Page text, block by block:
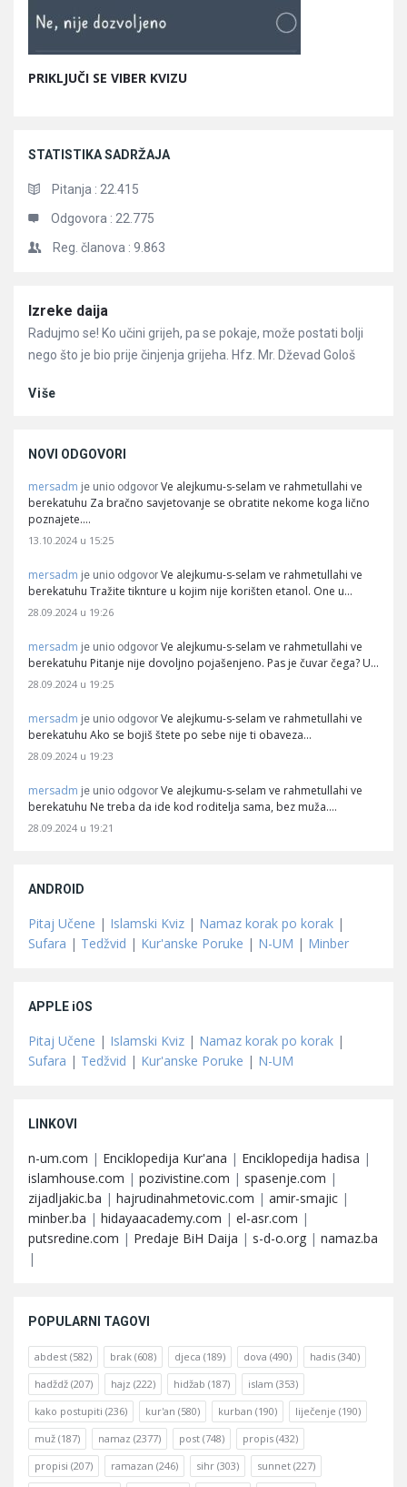
PRIKLJUČI SE VIBER KVIZU
STATISTIKA SADRŽAJA
Pitanja : 22.415
Odgovora : 22.775
Reg. članova : 9.863
Članci
Izreke daija
Radujmo se! Ko učini grijeh, pa se pokaje, može postati bolji
nego što je bio prije činjenja grijeha. Hfz. Mr. Dževad Gološ
Više
NOVI ODGOVORI
mersadm je unio odgovor Ve alejkumu-s-selam ve rahmetullahi ve
berekatuhu Za bračno savjetovanje se obratite nekome koga lično
poznajete.…
13.10.2024 u 15:25
mersadm je unio odgovor Ve alejkumu-s-selam ve rahmetullahi ve
berekatuhu Tražite tiknture u kojim nije korišten etanol. One u…
28.09.2024 u 19:26
mersadm je unio odgovor Ve alejkumu-s-selam ve rahmetullahi ve
berekatuhu Pitanje nije dovoljno pojašenjeno. Pas je čuvar čega? U…
28.09.2024 u 19:25
mersadm je unio odgovor Ve alejkumu-s-selam ve rahmetullahi ve
berekatuhu Ako se bojiš štete po sebe nije ti obaveza…
28.09.2024 u 19:23
mersadm je unio odgovor Ve alejkumu-s-selam ve rahmetullahi ve
berekatuhu Ne treba da ide kod roditelja sama, bez muža.…
28.09.2024 u 19:21
ANDROID
Pitaj Učene | Islamski Kviz | Namaz korak po korak |
Sufara | Tedžvid | Kur'anske Poruke | N-UM | Minber
APPLE iOS
Pitaj Učene | Islamski Kviz | Namaz korak po korak |
Sufara | Tedžvid | Kur'anske Poruke | N-UM
LINKOVI
n-um.com | Enciklopedija Kur'ana | Enciklopedija hadisa |
islamhouse.com | pozivistine.com | spasenje.com |
zijadljakic.ba | hajrudinahmetovic.com | amir-smajic |
minber.ba | hidayaacademy.com | el-asr.com |
putsredine.com | Predaje BiH Daija | s-d-o.org | namaz.ba
|
POPULARNI TAGOVI
abdest (582) brak (608) djeca (189) dova (490) hadis (340)
hadždž (207) hajz (222) hidžab (187) islam (353)
kako postupiti (236) kur'an (580) kurban (190) liječenje (190)
muž (187) namaz (2377) post (748) propis (432)
propisi (207) ramazan (246) sihr (303) sunnet (227)